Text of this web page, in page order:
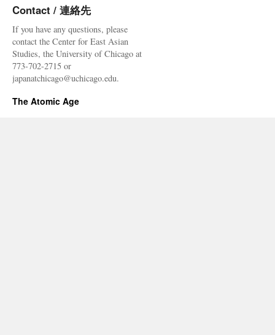
Contact / 連絡先
If you have any questions, please
contact the Center for East Asian
Studies, the University of Chicago at
773-702-2715 or
japanatchicago@uchicago.edu.
The Atomic Age